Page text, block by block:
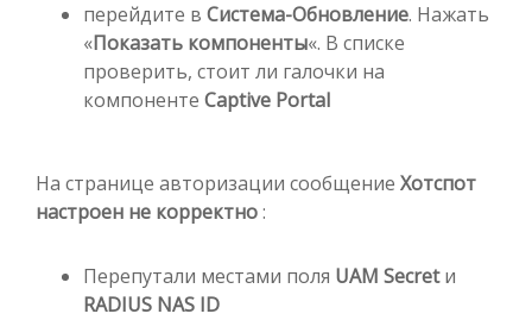
перейдите в Система-Обновление. Нажать
«Показать компоненты«. В списке
проверить, стоит ли галочки на
компоненте Captive Portal
На странице авторизации сообщение Хотспот
настроен не корректно:
Перепутали местами поля UAM Secretи
RADIUS NAS ID